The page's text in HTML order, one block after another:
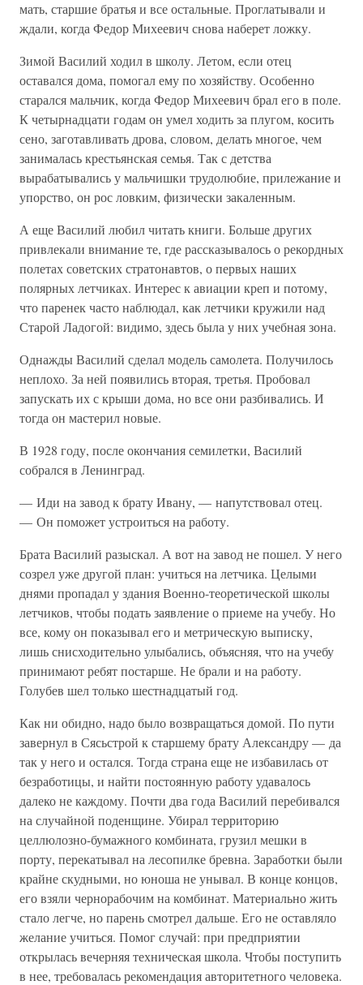
мать, старшие братья и все остальные. Проглатывали и
ждали, когда Федор Михеевич снова наберет ложку.
Зимой Василий ходил в школу. Летом, если отец
оставался дома, помогал ему по хозяйству. Особенно
старался мальчик, когда Федор Михеевич брал его в поле.
К четырнадцати годам он умел ходить за плугом, косить
сено, заготавливать дрова, словом, делать многое, чем
занималась крестьянская семья. Так с детства
вырабатывались у мальчишки трудолюбие, прилежание и
упорство, он рос ловким, физически закаленным.
А еще Василий любил читать книги. Больше других
привлекали внимание те, где рассказывалось о рекордных
полетах советских стратонавтов, о первых наших
полярных летчиках. Интерес к авиации креп и потому,
что паренек часто наблюдал, как летчики кружили над
Старой Ладогой: видимо, здесь была у них учебная зона.
Однажды Василий сделал модель самолета. Получилось
неплохо. За ней появились вторая, третья. Пробовал
запускать их с крыши дома, но все они разбивались. И
тогда он мастерил новые.
В 1928 году, после окончания семилетки, Василий
собрался в Ленинград.
— Иди на завод к брату Ивану, — напутствовал отец.
— Он поможет устроиться на работу.
Брата Василий разыскал. А вот на завод не пошел. У него
созрел уже другой план: учиться на летчика. Целыми
днями пропадал у здания Военно-теоретической школы
летчиков, чтобы подать заявление о приеме на учебу. Но
все, кому он показывал его и метрическую выписку,
лишь снисходительно улыбались, объясняя, что на учебу
принимают ребят постарше. Не брали и на работу.
Голубев шел только шестнадцатый год.
Как ни обидно, надо было возвращаться домой. По пути
завернул в Сясьстрой к старшему брату Александру — да
так у него и остался. Тогда страна еще не избавилась от
безработицы, и найти постоянную работу удавалось
далеко не каждому. Почти два года Василий перебивался
на случайной поденщине. Убирал территорию
целлюлозно-бумажного комбината, грузил мешки в
порту, перекатывал на лесопилке бревна. Заработки были
крайне скудными, но юноша не унывал. В конце концов,
его взяли чернорабочим на комбинат. Материально жить
стало легче, но парень смотрел дальше. Его не оставляло
желание учиться. Помог случай: при предприятии
открылась вечерняя техническая школа. Чтобы поступить
в нее, требовалась рекомендация авторитетного человека.